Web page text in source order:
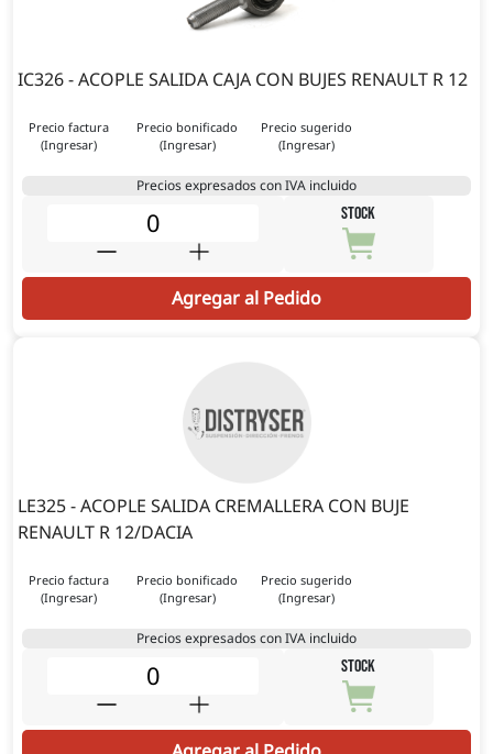
IC326 - ACOPLE SALIDA CAJA CON BUJES RENAULT R 12
Precio factura
(Ingresar)
Precio bonificado
(Ingresar)
Precio sugerido
(Ingresar)
Precios expresados con IVA incluido
STOCK
Agregar al Pedido
LE325 - ACOPLE SALIDA CREMALLERA CON BUJE
RENAULT R 12/DACIA
Precio factura
(Ingresar)
Precio bonificado
(Ingresar)
Precio sugerido
(Ingresar)
Precios expresados con IVA incluido
STOCK